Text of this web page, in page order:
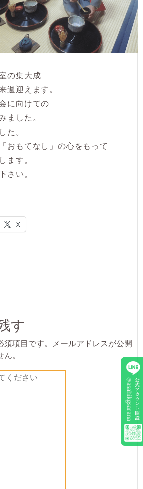
の集大成
週迎えます。
に向けての
ました。
た。
おもてなし」の心をもって
ます。
さい。
X
す
須項目です。メールアドレスが公開
。